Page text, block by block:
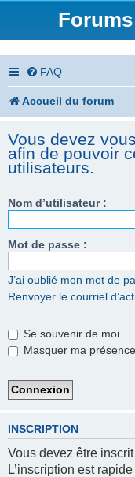
FAQ
Accueil du forum
Vous devez
afin de pouvoir
utilisateurs.
Nom d’utilisateur :
Mot de passe :
J’ai oublié mon mot de
Renvoyer le courriel
Se souvenir de moi
Masquer ma
INSCRIPTION
Vous devez être
L’inscription est